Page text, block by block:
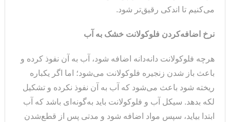
می‌کنیم تا اندکی رقیق‌تر شود.
نرخ اضافه‌کردن فلوکولانت خشک به آب
هرچه فلوکولانت دانه‌دانه اضافه شود، آب به آن نفوذ کرده و
باعث باز شدن زنجیره فلوکولانت می‌شود؛ اما اگر یکباره
ریخته شود باعث می‌شود که آب به آن نفوذ نکرده و تشکیل
لکه بدهد. سیکل آب و فلوکولانت باید به‌گونه‌ای باشد که آب
ابتدا بیاید، سپس مواد اضافه شود و مدتی پس از قطع‌شدن